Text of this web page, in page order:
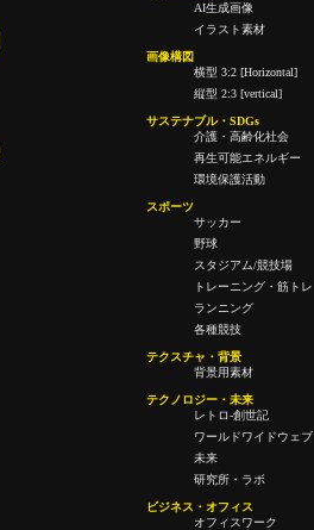
AI生成画像
イラスト素材
画像構図
横型 3:2 [Horizontal]
縦型 2:3 [vertical]
サステナブル・SDGs
介護・高齢化社会
再生可能エネルギー
環境保護活動
スポーツ
サッカー
野球
スタジアム/競技場
トレーニング・筋トレ
ランニング
各種競技
テクスチャ・背景
背景用素材
テクノロジー・未来
レトロ-創世記
ワールドワイドウェブ
未来
研究所・ラボ
ビジネス・オフィス
オフィスワーク